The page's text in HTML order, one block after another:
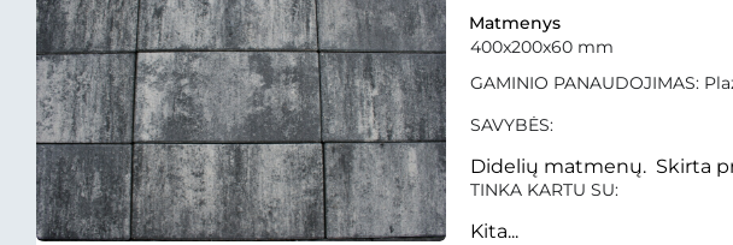
Matmenys
400x200x60 mm
GAMINIO PANAUDOJIMAS:
SAVYBĖS:
Didelių matmenų. Skirta
TINKA KARTU SU:
Kita...